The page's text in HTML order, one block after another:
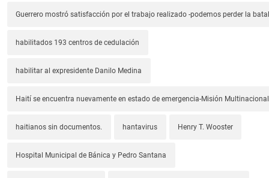
Guerrero mostró satisfacción por el trabajo realizado -podemos perder la
habilitados 193 centros de cedulación
habilitar al expresidente Danilo Medina
Haití se encuentra nuevamente en estado de emergencia-Misión
haitianos sin documentos. hantavirus Henry T. Wooster
Hospital Municipal de Bánica y Pedro Santana